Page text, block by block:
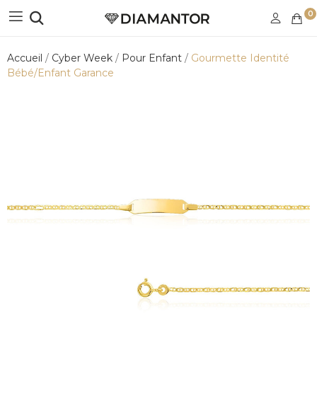
0
Accueil Cyber Week Pour Enfant
Gourmette Identité
Bébé/Enfant Garance